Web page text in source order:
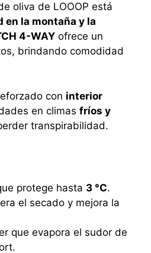
oliva de LOOOP está
en la montaña y la
4-WAYofrece un
brindando comodidad
con interior
en climas fríos y
transpirabilidad.
protege hasta 3 °C.
el secado y mejora la
que evapora el sudor de